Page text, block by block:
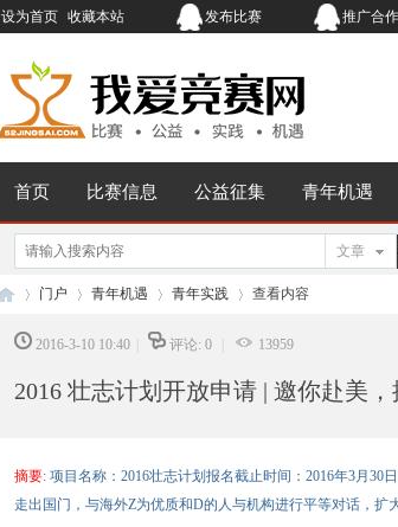
设为首页 收藏本站 发布比赛 推广合作
首页 比赛信息 公益征集 青年机遇
文章
›
门户
›
青年机遇
›
青年实践
›
查看内容
2016-3-10 10:40 评论: 0 13959
2016 壮志计划开放申请 | 邀你赴美
摘要: 项目名称：2016壮志计划报名截止时间：2016年3月
走出国门，与海外Z为优质和D的人与机构进行平等对话，扩